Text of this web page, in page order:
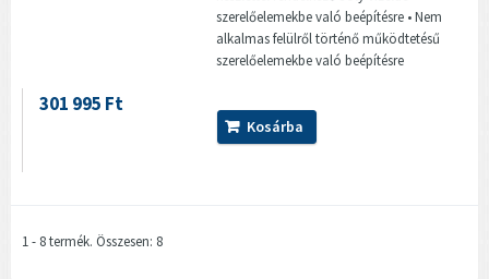
szerelőelemekbe való beépítésre • Nem
alkalmas felülről történő működtetésű
szerelőelemekbe való beépítésre
301 995 Ft
Kosárba
1 - 8 termék. Összesen: 8